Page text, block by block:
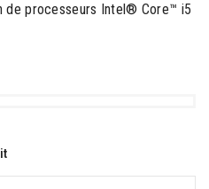
de processeurs Intel® Core™ i5